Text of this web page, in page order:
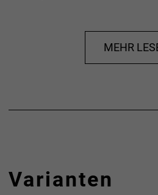
optimale Belüftung
- Drei offene Rückentaschen
MEHR
Varianten